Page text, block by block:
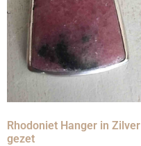
Rhodoniet Hanger in Zilver
gezet